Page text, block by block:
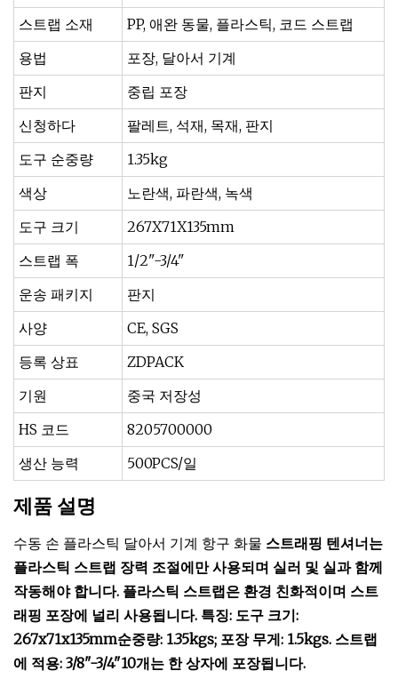
스트랩 소재
PP, 애완 동물, 플라스틱, 코드 스트랩
용법
포장, 달아서 기계
판지
중립 포장
신청하다
팔레트, 석재, 목재, 판지
도구 순중량
1.35kg
색상
노란색, 파란색, 녹색
도구 크기
267X71X135mm
스트랩 폭
1/2"-3/4"
운송 패키지
판지
사양
CE, SGS
등록 상표
ZDPACK
기원
중국 저장성
HS 코드
8205700000
생산 능력
500PCS/일
제품 설명
수동 손 플라스틱 달아서 기계 항구 화물 스트래핑 텐셔너는
플라스틱 스트랩 장력 조절에만 사용되며 실러 및 실과 함께
작동해야 합니다. 플라스틱 스트랩은 환경 친화적이며 스트
래핑 포장에 널리 사용됩니다. 특징: 도구 크기:
267x71x135mm순중량: 1.35kgs; 포장 무게: 1.5kgs. 스트랩
에 적용: 3/8"-3/4"10개는 한 상자에 포장됩니다.